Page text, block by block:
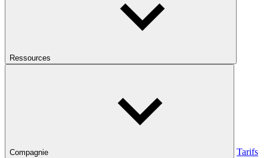
Ressources
Compagnie
Tarifs